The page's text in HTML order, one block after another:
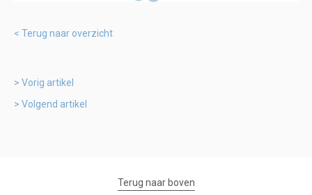
Terug naar overzicht
Vorig artikel
Volgend artikel
Terug naar boven